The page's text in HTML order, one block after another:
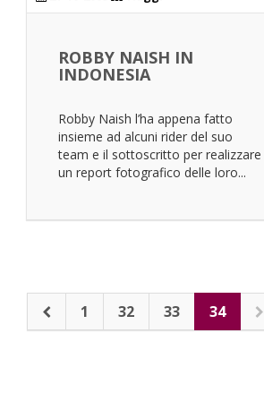
ROBBY NAISH IN
INDONESIA
Robby Naish l’ha appena fatto
insieme ad alcuni rider del suo
team e il sottoscritto per realizzare
un report fotografico delle loro...
1 32 33 34